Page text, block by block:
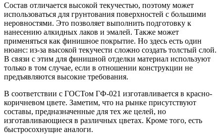
Состав отличается высокой текучестью, поэтому может
использоваться для грунтования поверхностей с большими
неровностями. Это позволяет выполнить подготовку к
нанесению алкидных лаков и эмалей. Также может
применяться как финишное покрытие. Но здесь есть один
нюанс: из-за высокой текучести сложно создать толстый слой.
В связи с этим для финишной отделки материал используют
только в том случае, если в отношении конструкции не
предъявляются высокие требования.
В соответствии с ГОСТом ГФ-021 изготавливается в красно-
коричневом цвете. Заметим, что на рынке присутствуют
составы, предназначенные для тех же целей, но
изготавливающиеся в различных цветах. Кроме того, есть
быстросохнущие аналоги.